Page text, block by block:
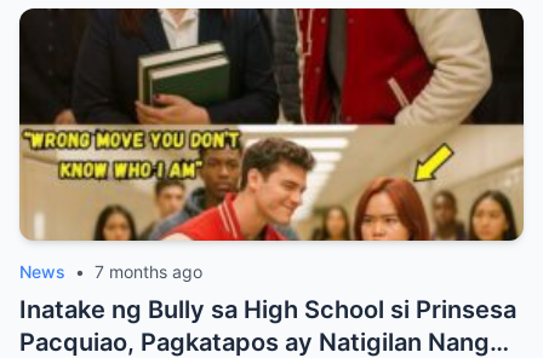
News • 7 months ago
Inatake ng Bully sa High School si Prinsesa
Pacquiao, Pagkatapos ay Natigilan Nang